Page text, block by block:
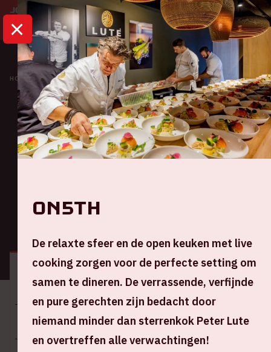
HOME KALENDER BEYONCÉ – THE RENAISSANCE TOUR
Concert
Beyoncé – The
Renaissance Tour
Locatie en tijd
Za 17 juni 2023
ON5TH
De relaxte sfeer en de open keuken met live
cooking zorgen voor de perfecte setting om
samen te dineren. De verrassende, verfijnde
en pure gerechten zijn bedacht door
niemand minder dan sterrenkok Peter Lute
en overtreffen alle verwachtingen!